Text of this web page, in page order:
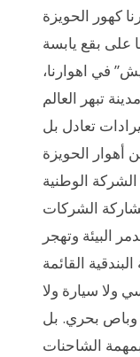
كهور الحويزة
على بقع يابسة
في اهوارنا،
تبهر العالم
تعادل بل
أهوار الحويزة
الوطنية
الشركات
البيئة وتهجر
القائمة
ولا سيارة ولا
وباص بحري. بل
الشاحنات